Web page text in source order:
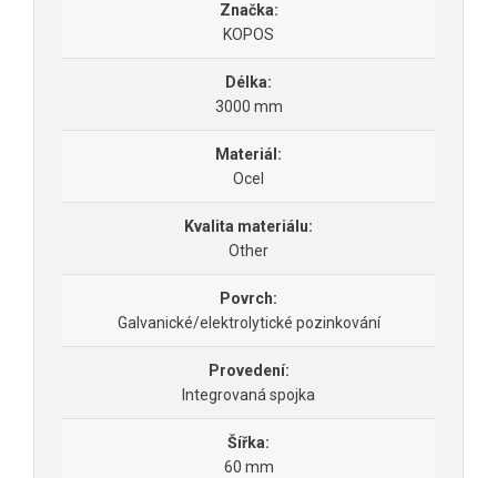
Značka:
KOPOS
Délka:
3000 mm
Materiál:
Ocel
Kvalita materiálu:
Other
Povrch:
Galvanické/elektrolytické pozinkování
Provedení:
Integrovaná spojka
Šířka:
60 mm